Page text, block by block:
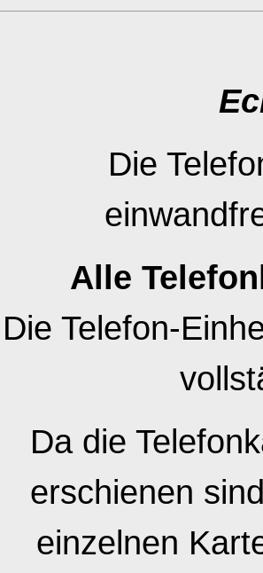
Die
Alle
Die Telefon-
Da die
erschienen
einzelnen